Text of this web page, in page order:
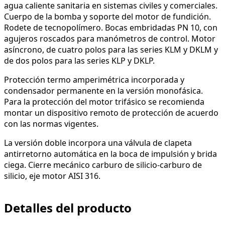
agua caliente sanitaria en sistemas civiles y comerciales.
Cuerpo de la bomba y soporte del motor de fundición.
Rodete de tecnopolímero. Bocas embridadas PN 10, con
agujeros roscados para manómetros de control. Motor
asíncrono, de cuatro polos para las series KLM y DKLM y
de dos polos para las series KLP y DKLP.
Protección termo amperimétrica incorporada y
condensador permanente en la versión monofásica.
Para la protección del motor trifásico se recomienda
montar un dispositivo remoto de protección de acuerdo
con las normas vigentes.
La versión doble incorpora una válvula de clapeta
antirretorno automática en la boca de impulsión y brida
ciega. Cierre mecánico carburo de silicio-carburo de
silicio, eje motor AISI 316.
Detalles del producto